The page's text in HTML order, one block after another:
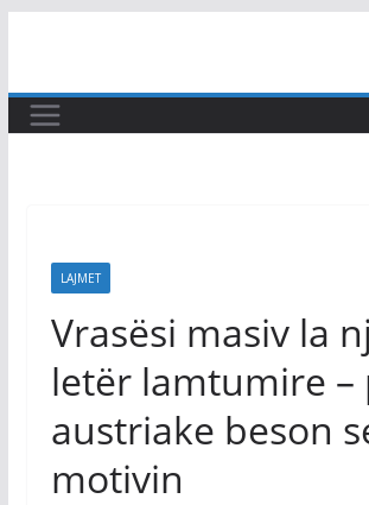
content
LAJMET
Vrasësi masiv la
letër lamtumire –
austriake beson
motivin